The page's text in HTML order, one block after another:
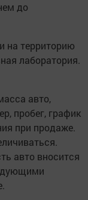
до
территорию
лаборатория.
авто,
пробег, график
при продаже.
авто вносится